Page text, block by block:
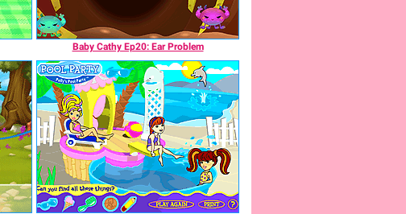
Baby Cathy Ep20: Ear Problem